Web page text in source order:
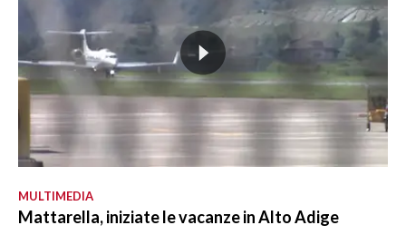
MULTIMEDIA
Mattarella, iniziate le vacanze in Alto Adige